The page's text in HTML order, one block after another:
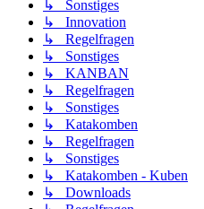
↳ Sonstiges
↳ Innovation
↳ Regelfragen
↳ Sonstiges
↳ KANBAN
↳ Regelfragen
↳ Sonstiges
↳ Katakomben
↳ Regelfragen
↳ Sonstiges
↳ Katakomben - Kuben
↳ Downloads